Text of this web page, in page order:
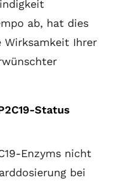
ab, hat dies
Wirksamkeit Ihrer
Status
Enzyms nicht
bei